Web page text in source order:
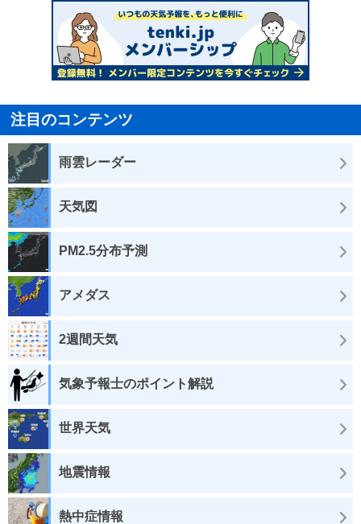
注目のコンテンツ
雨雲レーダー
天気図
PM2.5分布予測
アメダス
2週間天気
気象予報士のポイント解説
世界天気
地震情報
熱中症情報